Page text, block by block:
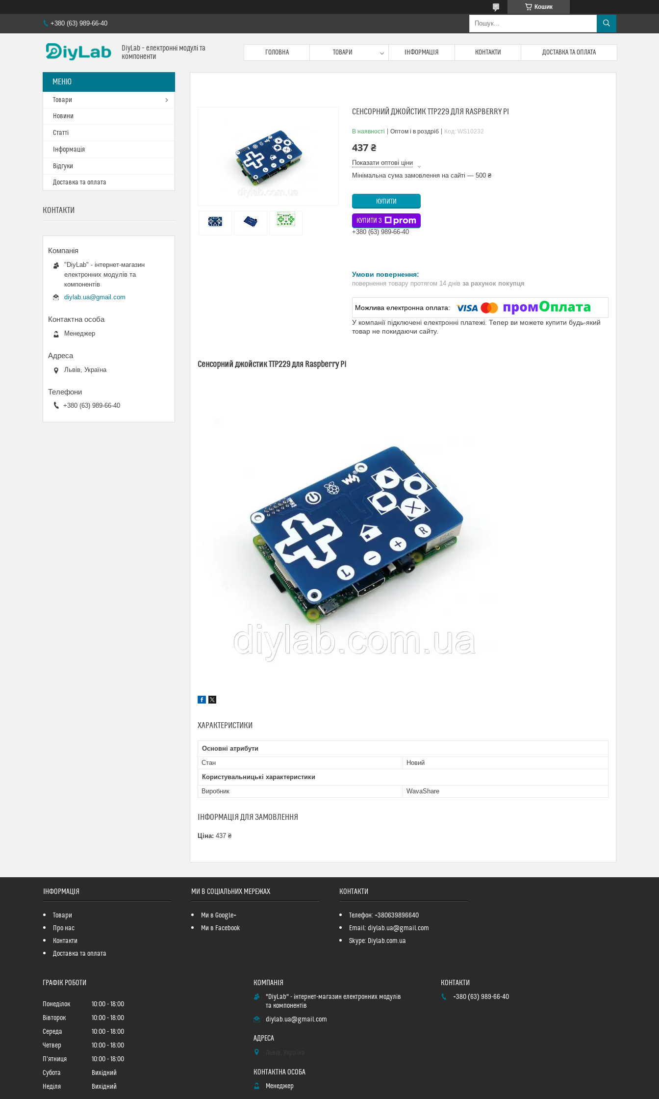
Кошик
+380 (63) 989-66-40
DiyLab – електронні модулі та
компоненти
ГОЛОВНА ТОВАРИ ІНФОРМАЦІЯ КОНТАКТИ ДОСТАВКА ТА ОПЛАТА
СЕНСОРНИЙ ДЖОЙСТИК TTP229 ДЛЯ RASPBERRY PI
В наявності Оптом і в роздріб Код: WS10232
437 ₴
Показати оптові ціни
Мінімальна сума замовлення на сайті — 500 ₴
КУПИТИ
КУПИТИ З
+380 (63) 989-66-40
повернення товару протягом 14 днів за рахунок покупця
У компанії підключені електронні платежі. Тепер ви можете купити будь-який
товар не покидаючи сайту.
Сенсорний джойстик TTP229 для Raspberry Pi
ХАРАКТЕРИСТИКИ
Основні атрибути
Стан
Новий
Користувальницькі характеристики
Виробник
WavaShare
ІНФОРМАЦІЯ ДЛЯ ЗАМОВЛЕННЯ
Ціна: 437 ₴
Товари
Новини
Статті
Інформація
Відгуки
Доставка та оплата
КОНТАКТИ
"DiyLab" - інтернет-магазин
електронних модулів та
компонентів
diylab.ua@gmail.com
Менеджер
Львів, Україна
+380 (63) 989-66-40
ІНФОРМАЦІЯ
Товари
Про нас
Контакти
Доставка та оплата
МИ В СОЦІАЛЬНИХ МЕРЕЖАХ
Ми в Google+
Ми в Facebook
КОНТАКТИ
Телефон: +380639896640
Email: diylab.ua@gmail.com
Skype: Diylab.com.ua
ГРАФІК РОБОТИ
Понеділок 10:00
18:00
Вівторок
10:00
18:00
Середа
10:00
18:00
Четвер
10:00
18:00
Пʼятниця
10:00
18:00
Субота
Вихідний
Неділя
Вихідний
"DiyLab" - інтернет-магазин електронних модулів
та компонентів
diylab.ua@gmail.com
Менеджер
+380 (63) 989-66-40